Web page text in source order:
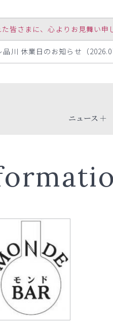
皆さまに、心よりお見舞い申
品川 休業日のお知らせ（
ニュース